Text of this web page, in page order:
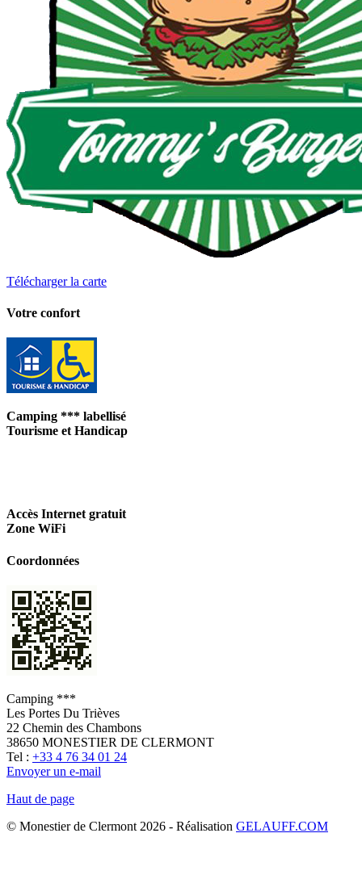
Télécharger la carte
Votre confort
Camping *** labellisé
Tourisme et Handicap
Accès Internet gratuit
Zone WiFi
Coordonnées
Camping ***
Les Portes Du Trièves
22 Chemin des Chambons
38650 MONESTIER DE CLERMONT
Tel : +33 4 76 34 01 24
Envoyer un e-mail
Haut de page
© Monestier de Clermont 2026 - Réalisation GELAUFF.COM